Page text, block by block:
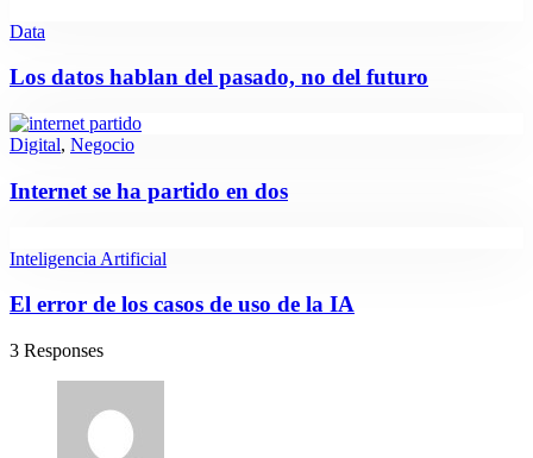
Data
Los datos hablan del pasado, no del futuro
Digital, Negocio
Internet se ha partido en dos
Inteligencia Artificial
El error de los casos de uso de la IA
3 Responses